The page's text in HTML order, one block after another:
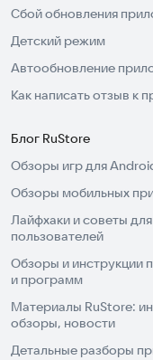
Сбой обновления
Детский режим
Автообновление
Как написать отзыв к
Блог RuStore
Обзоры игр для
Обзоры мобильных
Лайфхаки и советы
пользователей
Обзоры и инструкции
и программ
Материалы RuStore:
обзоры, новости
Детальные разборы